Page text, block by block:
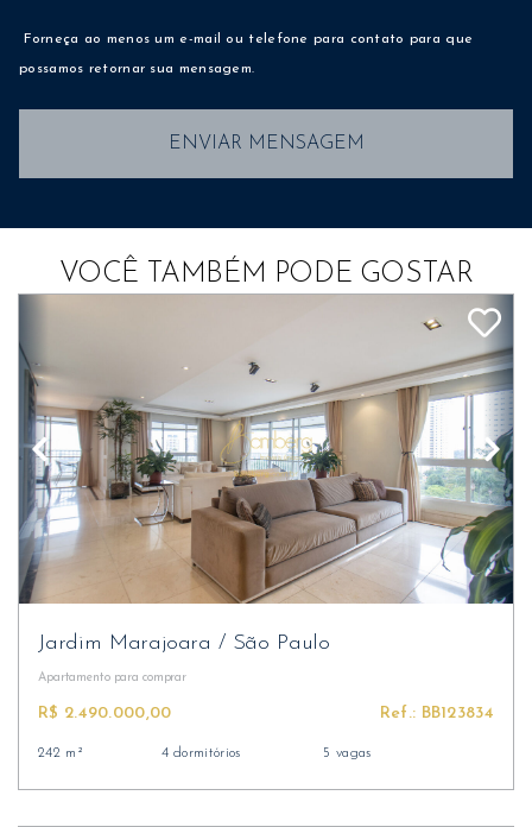
Forneça ao menos um e-mail ou telefone para contato para que
possamos retornar sua mensagem.
ENVIAR MENSAGEM
VOCÊ TAMBÉM PODE GOSTAR
Jardim Marajoara / São Paulo
Apartamento para comprar
R$ 2.490.000,00 Ref.: BB123834
242 m² 4 dormitórios 5 vagas